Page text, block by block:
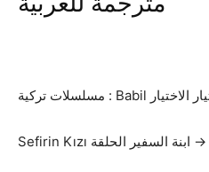
Sefirin Kızı ابنة السفير الحلقة →